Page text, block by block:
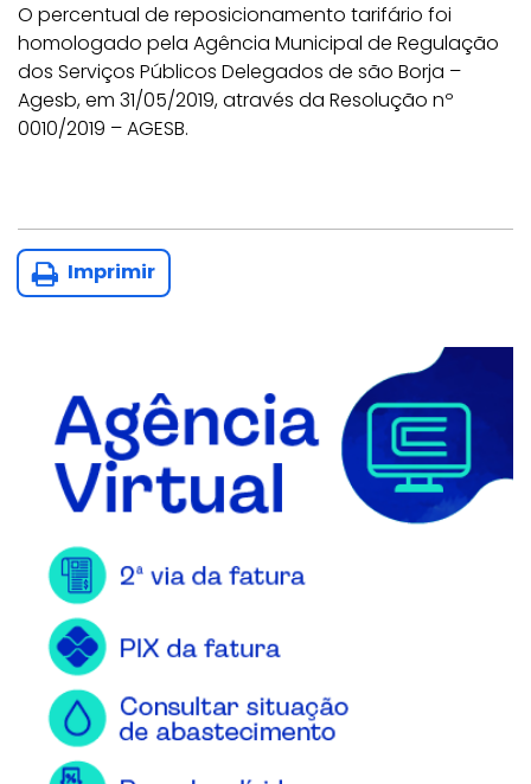
O percentual de reposicionamento tarifário foi
homologado pela Agência Municipal de Regulação
dos Serviços Públicos Delegados de são Borja –
Agesb, em 31/05/2019, através da Resolução nº
0010/2019 – AGESB.
Imprimir